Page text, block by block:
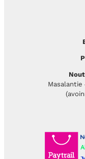
Masalantie